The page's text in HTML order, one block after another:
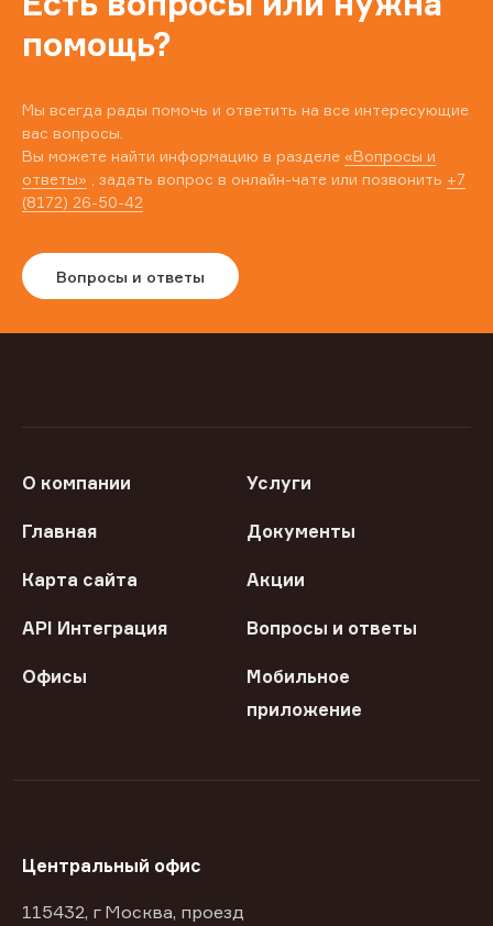
помощь?
Мы всегда рады помочь и ответить на все интересующие
вас вопросы.
Вы можете найти информацию в разделе «Вопросы и
ответы» , задать вопрос в онлайн-чате или позвонить +7
(8172) 26-50-42
Вопросы и ответы
О компании Услуги
Главная Документы
Карта сайта Акции
API Интеграция Вопросы и ответы
Офисы
Мобильное
приложение
Центральный офис
115432, г Москва, проезд